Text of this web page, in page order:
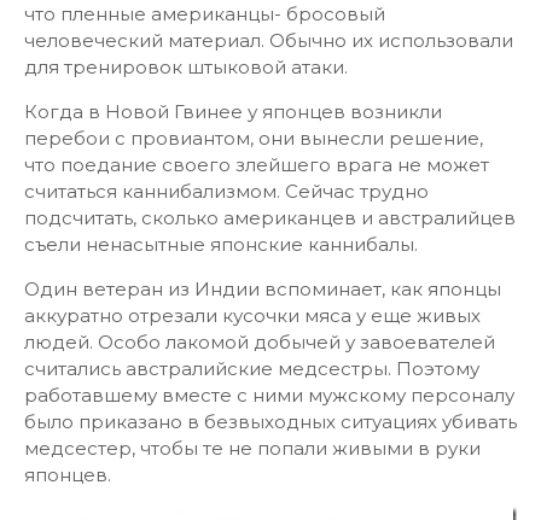
что пленные американцы- бросовый
человеческий материал. Обычно их использовали
для тренировок штыковой атаки.
Когда в Новой Гвинее у японцев возникли
перебои с провиантом, они вынесли решение,
что поедание своего злейшего врага не может
считаться каннибализмом. Сейчас трудно
подсчитать, сколько американцев и австралийцев
съели ненасытные японские каннибалы.
Один ветеран из Индии вспоминает, как японцы
аккуратно отрезали кусочки мяса у еще живых
людей. Особо лакомой добычей у завоевателей
считались австралийские медсестры. Поэтому
работавшему вместе с ними мужскому персоналу
было приказано в безвыходных ситуациях убивать
медсестер, чтобы те не попали живыми в руки
японцев.